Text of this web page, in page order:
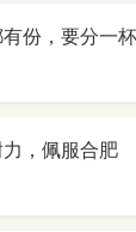
份，要分一
，佩服合肥